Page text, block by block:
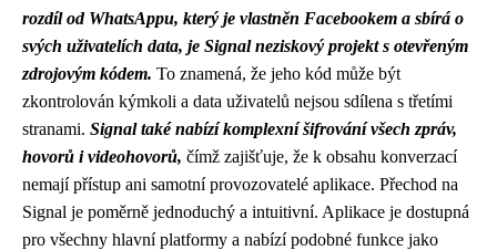
rozdíl od WhatsAppu, který je vlastněn Facebookem a sbírá o
svých uživatelích data, je Signal neziskový projekt s otevřeným
zdrojovým kódem. To znamená, že jeho kód může být
zkontrolován kýmkoli a data uživatelů nejsou sdílena s třetími
stranami. Signal také nabízí komplexní šifrování všech zpráv,
hovorů i videohovorů, čímž zajišťuje, že k obsahu konverzací
nemají přístup ani samotní provozovatelé aplikace. Přechod na
Signal je poměrně jednoduchý a intuitivní. Aplikace je dostupná
pro všechny hlavní platformy a nabízí podobné funkce jako